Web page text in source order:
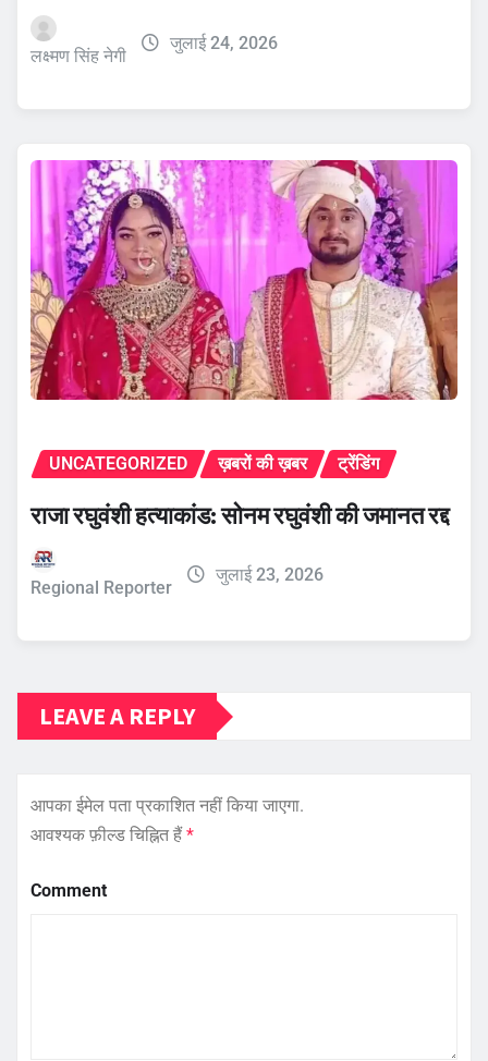
लक्ष्मण सिंह नेगी
जुलाई 24, 2026
UNCATEGORIZED ख़बरों की ख़बर ट्रेंडिंग
राजा रघुवंशी हत्याकांड: सोनम रघुवंशी की जमानत रद्द
Regional Reporter
जुलाई 23, 2026
LEAVE A REPLY
आपका ईमेल पता प्रकाशित नहीं किया जाएगा.
आवश्यक फ़ील्ड चिह्नित हैं*
Comment